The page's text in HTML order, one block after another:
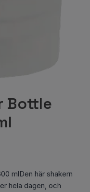
Bottle
mlDen här shakern
hela dagen, och